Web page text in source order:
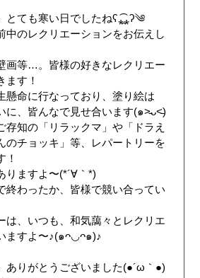
とても寒い日でしたねʕ⁎̯͡⁎ʔ༄
中のレクリエーションをお伝えし
画等…。皆様の好きなレクリエー
ます！
懸命に行なっており、塗り絵は
に、皆んなで見せ合います(๑˃̵ᴗ˂̵)
存知の「リラックマ」や「ドラえ
のチョッキ」等、レパートリーを
！
りますよ〜(*´∀｀*)
終わったか、皆様で競い合ってい
は、いつも、和気藹々とレクリエ
ますよ〜♪(๑ᴖ◡ᴖ๑)♪
ありがとうございました(●´ω｀●)